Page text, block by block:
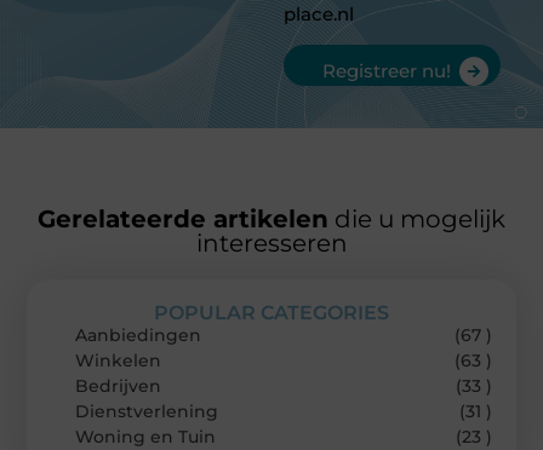
place.nl
Registreer nu!
Gerelateerde artikelen die u mogelijk
interesseren
POPULAR CATEGORIES
Aanbiedingen
(67 )
Winkelen
(63 )
Bedrijven
(33 )
Dienstverlening
(31 )
Woning en Tuin
(23 )